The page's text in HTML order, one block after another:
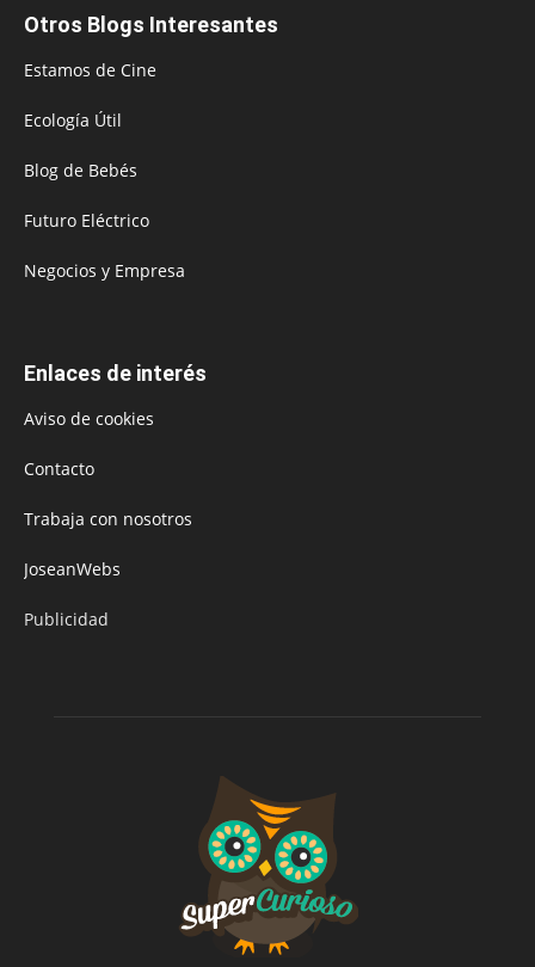
Otros Blogs Interesantes
Estamos de Cine
Ecología Útil
Blog de Bebés
Futuro Eléctrico
Negocios y Empresa
Enlaces de interés
Aviso de cookies
Contacto
Trabaja con nosotros
JoseanWebs
Publicidad